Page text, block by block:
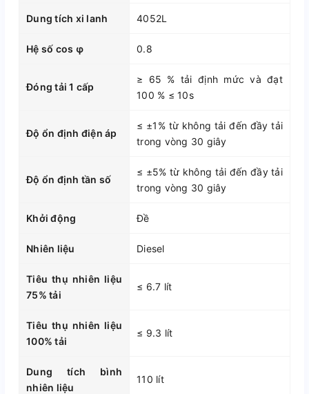
Dung tích xi lanh 4052L
Hệ số cos φ 0.8
Đóng tải 1 cấp
≥ 65 % tải định mức và đạt
100 % ≤ 10s
Độ ổn định điện áp
≤ ±1% từ không tải đến đầy tải
trong vòng 30 giây
Độ ổn định tần số
≤ ±5% từ không tải đến đầy tải
trong vòng 30 giây
Khởi động Đề
Nhiên liệu Diesel
Tiêu thụ nhiên liệu
75% tải
≤ 6.7 lít
Tiêu thụ nhiên liệu
100% tải
≤ 9.3 lít
Dung tích bình
nhiên liệu
110 lít